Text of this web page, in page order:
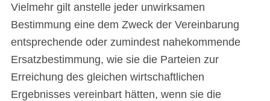
Vielmehr gilt anstelle jeder unwirksamen
Bestimmung eine dem Zweck der Vereinbarung
entsprechende oder zumindest nahekommende
Ersatzbestimmung, wie sie die Parteien zur
Erreichung des gleichen wirtschaftlichen
Ergebnisses vereinbart hätten, wenn sie die